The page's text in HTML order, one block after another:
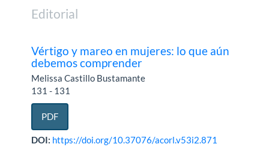
Editorial
Vértigo y mareo en mujeres: lo que aún
debemos comprender
Melissa Castillo Bustamante
131 - 131
PDF
DOI: https://doi.org/10.37076/acorl.v53i2.871